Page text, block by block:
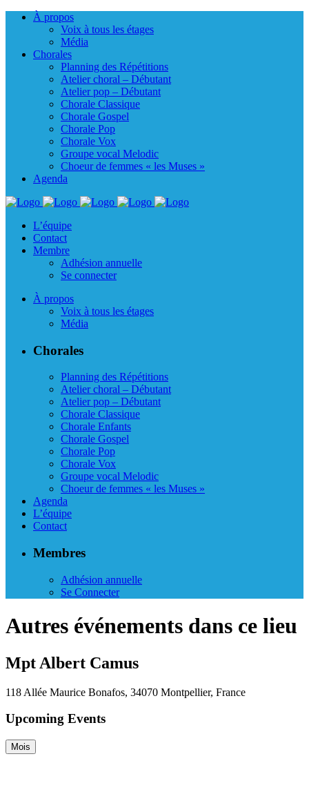
À propos
Voix à tous les étages
Média
Chorales
Planning des Répétitions
Atelier choral – Débutant
Atelier pop – Débutant
Chorale Classique
Chorale Gospel
Chorale Pop
Chorale Vox
Groupe vocal Melodic
Choeur de femmes « les Muses »
Agenda
L’équipe
Contact
Membre
Adhésion annuelle
Se connecter
À propos
Voix à tous les étages
Média
Chorales
Planning des Répétitions
Atelier choral – Débutant
Atelier pop – Débutant
Chorale Classique
Chorale Enfants
Chorale Gospel
Chorale Pop
Chorale Vox
Groupe vocal Melodic
Choeur de femmes « les Muses »
Agenda
L’équipe
Contact
Membres
Adhésion annuelle
Se Connecter
Autres événements dans ce lieu
Mpt Albert Camus
118 Allée Maurice Bonafos, 34070 Montpellier, France
Upcoming Events
Mois